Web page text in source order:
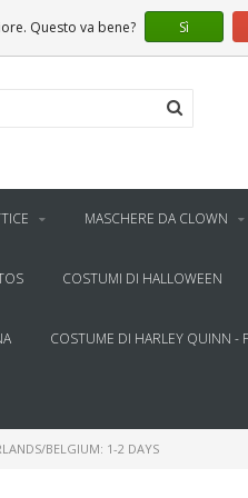
MASCHERE DA CLOWN
COSTUMI DI HALLOWEEN
COSTUME DI HARLEY QUINN -
BELGIUM: 1-2 DAYS
Questo va bene? Sì